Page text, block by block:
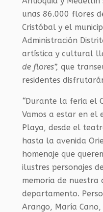
unas 86.000 flores
Cristóbal y el
Administración
artística y cultural
de flores”, que
residentes
“Durante la feria el
Vamos a estar en el
Playa, desde el
hasta la avenida
homenaje que
ilustres personajes
memoria de nuestra
departamento.
Arango, María Cano,